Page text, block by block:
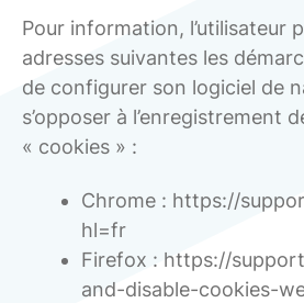
Pour information, l’utilisateur
adresses suivantes les
de configurer son logiciel de
s’opposer à l’enregistrement
« cookies » :
Chrome : https://
hl=fr
Firefox : https://
and-disable-cookies-